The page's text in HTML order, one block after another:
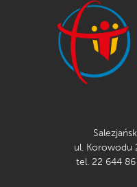
ul. Korowodu
tel. 22 644